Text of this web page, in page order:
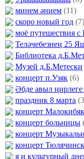
минем әнием (11)
скоро новый год (7)
моё путешествия
Теләчебезнең 25
Библиотека
Музей д.Б.Метески
концерт п.Узяк (6)
Әбде авыл
праздник 8 марта
концерт
концерт больницы
концерт
концерт
я и культурный